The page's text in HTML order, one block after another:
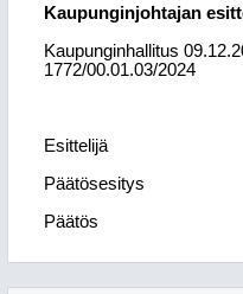
Kaupunginjohtajan
Kaupunginhallitus
1772/00.01.03/2024
Esittelijä
Päätösesitys
Päätös